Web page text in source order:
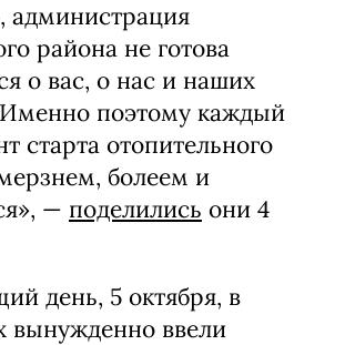
администрация
района не готова
о вас, о нас и наших
Именно поэтому каждый
старта отопительного
болеем и
— поделились они 4
день, 5 октября, в
вынужденно ввели